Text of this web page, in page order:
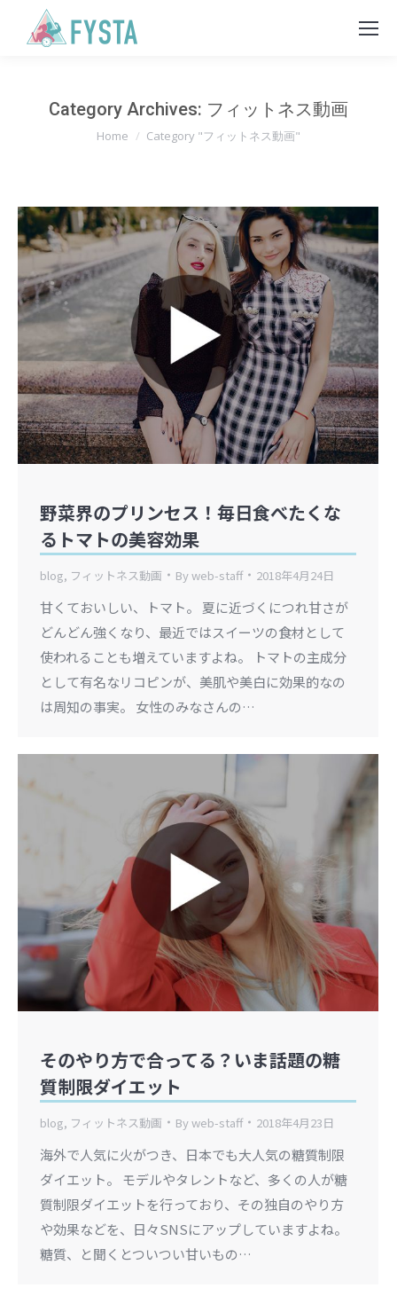
Category Archives: フィットネス動画
You are here:
Home Category "フィットネス動画"
野菜界のプリンセス！毎日食べたくな
るトマトの美容効果
blog, フィットネス動画 Byweb-staff 2018年4月24日
甘くておいしい、トマト。 夏に近づくにつれ甘さが
どんどん強くなり、最近ではスイーツの食材として
使われることも増えていますよね。 トマトの主成分
として有名なリコピンが、美肌や美白に効果的なの
は周知の事実。 女性のみなさんの…
そのやり方で合ってる？いま話題の糖
質制限ダイエット
blog, フィットネス動画 Byweb-staff 2018年4月23日
海外で人気に火がつき、日本でも大人気の糖質制限
ダイエット。 モデルやタレントなど、多くの人が糖
質制限ダイエットを行っており、その独自のやり方
や効果などを、日々SNSにアップしていますよね。
糖質、と聞くとついつい甘いもの…